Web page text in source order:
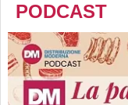
PODCAST